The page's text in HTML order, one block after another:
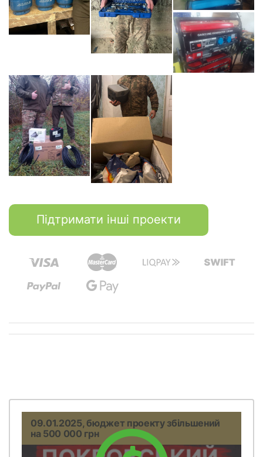
Підтримати інші проекти
09.01.2025, бюджет проекту збільшений
на 500 000 грн